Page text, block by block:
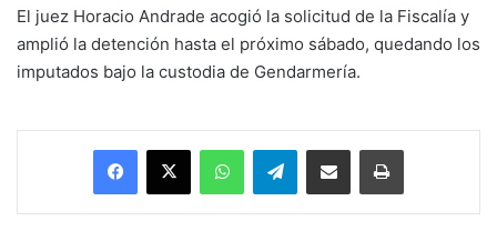
El juez Horacio Andrade acogió la solicitud de la Fiscalía y
amplió la detención hasta el próximo sábado, quedando los
imputados bajo la custodia de Gendarmería.
Facebook
X WhatsAppTelegramEnviar vía email Imprimir